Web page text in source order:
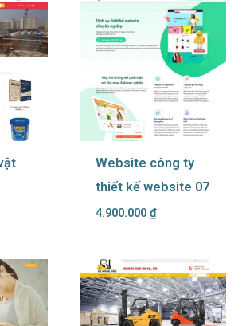
Website công ty
thiết kế website 07
4.900.000 ₫